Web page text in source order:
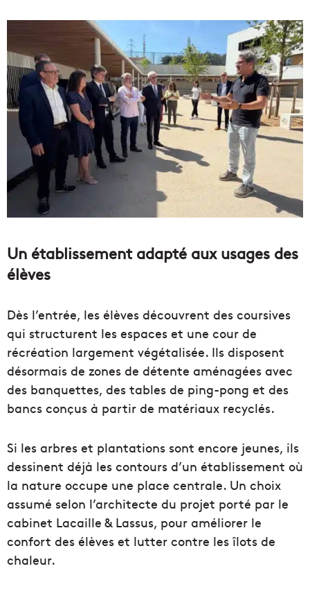
Un établissement adapté aux usages des
élèves
Dès l’entrée, les élèves découvrent des coursives
qui structurent les espaces et une cour de
récréation largement végétalisée. Ils disposent
désormais de zones de détente aménagées avec
des banquettes, des tables de ping-pong et des
bancs conçus à partir de matériaux recyclés.
Si les arbres et plantations sont encore jeunes, ils
dessinent déjà les contours d’un établissement où
la nature occupe une place centrale. Un choix
assumé selon l’architecte du projet porté par le
cabinet Lacaille & Lassus, pour améliorer le
confort des élèves et lutter contre les îlots de
chaleur.